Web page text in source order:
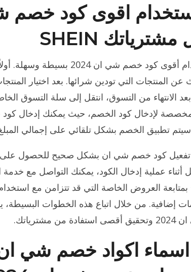
اقوى كود خصم
تعتبر خطوات استخدام أقوى كود خصم شي
المنتجات التي تودين شرائها. بعد اختيار
الانتهاء من التسوق، انتقل إلى سلة التسوق
سيتم تطبيق الخصم بشكل تلقائي على إجمالي
تفعيل كود خصم شي ان بشكل صحيح للحصول على
عملية إدخال الكود، يمكنك التواصل مع
العروض الخاصة التي قد تتزامن مع
من خلال اتباع هذه الخطوات البسيطة،
اكواد خصم شي